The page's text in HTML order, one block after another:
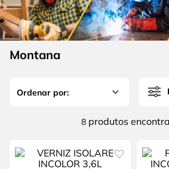
Montana
8 produtos
6º serra copo
7º luva
8º fio
chave impacto
4 º escada
5º serra circular
º serra copo
fio
lavadora alta pressão